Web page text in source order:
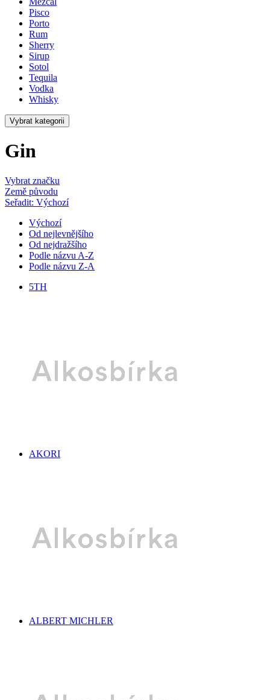
Pisco
Porto
Rum
Sherry
Sirup
Sotol
Tequila
Vodka
Whisky
Vybrat kategorii
Gin
Vybrat značku
Země původu
Seřadit: Výchozí
Výchozí
Od nejlevnějšího
Od nejdražšího
Podle názvu A-Z
Podle názvu Z-A
5TH
AKORI
ALBERT MICHLER